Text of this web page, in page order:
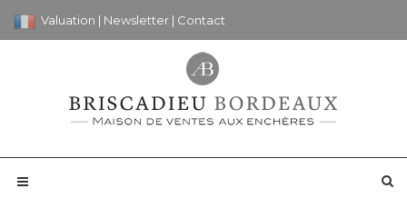
Valuation | Newsletter | Contact